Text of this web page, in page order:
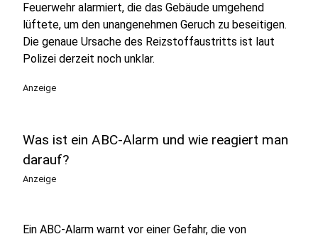
Feuerwehr alarmiert, die das Gebäude umgehend
lüftete, um den unangenehmen Geruch zu beseitigen.
Die genaue Ursache des Reizstoffaustritts ist laut
Polizei derzeit noch unklar.
Anzeige
Was ist ein ABC-Alarm und wie reagiert man
darauf?
Anzeige
Ein ABC-Alarm warnt vor einer Gefahr, die von